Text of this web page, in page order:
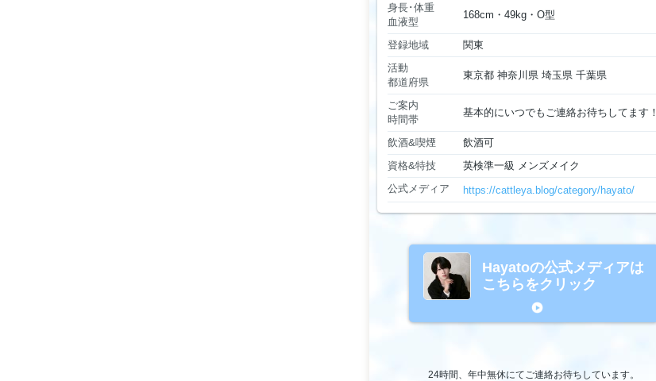
身長･体重
血液型
168cm・49kg・O型
登録地域
関東
活動
都道府県
東京都 神奈川県 埼玉県 千葉県
ご案内
時間帯
基本的にいつでもご連絡お待ちしてます！
飲酒&喫煙
飲酒可
資格&特技
英検準一級 メンズメイク
公式メディア
https://cattleya.blog/category/hayato/
Hayatoの公式メディアは
こちらをクリック
24時間、年中無休にてご連絡お待ちしています。